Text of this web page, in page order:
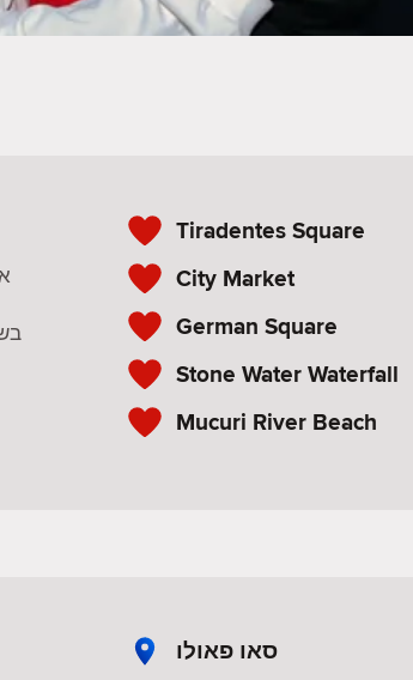
Tiradentes Square
City Market
German Square
Stone Water Waterfall
Mucuri River Beach
סאו פאולו